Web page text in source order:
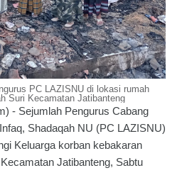
PC LAZISNU di lokasi rumah
Suri Kecamatan Jatibanteng
- Sejumlah Pengurus Cabang
Shadaqah NU (PC LAZISNU)
Keluarga korban kebakaran
Jatibanteng, Sabtu